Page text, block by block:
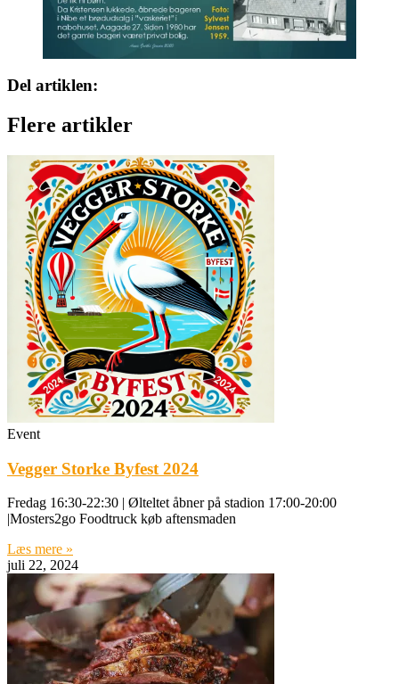
Del artiklen:
Flere artikler
Event
Vegger Storke Byfest 2024
Fredag 16:30-22:30 | Ølteltet åbner på stadion 17:00-20:00
|Mosters2go Foodtruck køb aftensmaden
Læs mere »
juli 22, 2024